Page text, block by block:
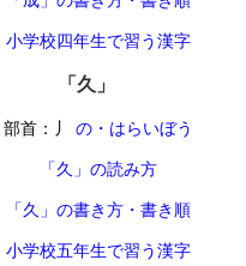
小学校四年生で習う漢字
「久」
部首：丿 の・はらいぼう
「久」の読み方
「久」の書き方・書き順
小学校五年生で習う漢字